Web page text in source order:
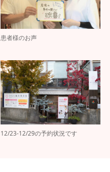
患者様のお声
12/23-12/29の予約状況です